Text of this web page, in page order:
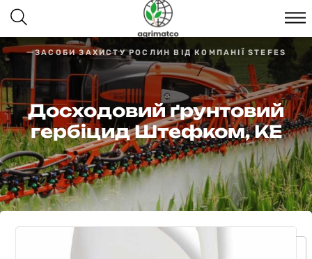
ЗАСОБИ ЗАХИСТУ РОСЛИН ВІД КОМПАНІЇ STEFES
Досходовий ґрунтовий
гербіцид Штефком, КЕ